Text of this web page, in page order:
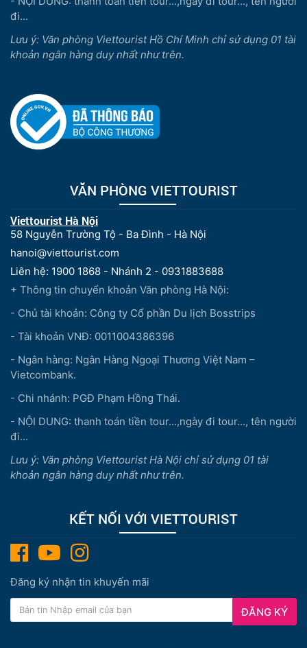
đi...
Lưu ý: Văn phòng Viettourist Hồ Chí Minh chỉ sử dụng 01 tài
khoản ngân hàng duy nhất như trên.
VĂN PHÒNG VIETTOURIST
Viettourist Hà Nội
58 Nguyễn Trường Tộ - Ba Đình - Hà Nội
hanoi@viettourist.com
Liên hệ: 1900 1868 - Nhánh 2 - 0931883688
+ Thông tin chuyển khoản Văn phòng Hà Nội:
- Chủ tài khoản: Công ty Cổ phần Du lịch Bosstrips
- Tài khoản VNĐ: 0011004386396
- Ngân hàng: Ngân Hàng Ngoại Thương Việt Nam –
Vietcombank.
- Chi nhánh: PGĐ Phạm Hồng Thái.
- NỘI DUNG: thanh toán tiền tour...,ngày đi tour..., tên người
đi...
Lưu ý: Văn phòng Viettourist Hà Nội chỉ sử dụng 01 tài
khoản ngân hàng duy nhất như trên.
KẾT NỐI VỚI VIETTOURIST
Đăng ký nhận tin khuyến mãi
ĐĂNG KÝ